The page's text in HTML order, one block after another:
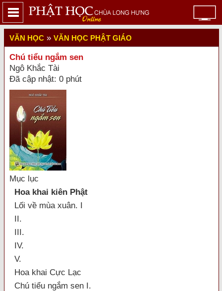
VĂN HỌC » VĂN HỌC PHẬT GIÁO
Chú tiểu ngắm sen
Ngô Khắc Tài
Đã cập nhật: 0 phút
Mục lục
Hoa khai kiên Phật
Lối về mùa xuân. I
II.
III.
IV.
V.
Hoa khai Cực Lạc
Chú tiểu ngắm sen I.